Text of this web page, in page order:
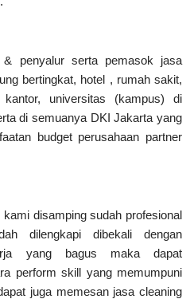
& penyalur serta pemasok jasa
bertingkat, hotel , rumah sakit,
universitas (kampus) di
di semuanya DKI Jakarta yang
budget perusahaan partner
disamping sudah profesional
dilengkapi dibekali dengan
yang bagus maka dapat
perform skill yang memumpuni
juga memesan jasa cleaning